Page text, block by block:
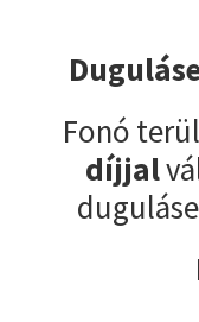
Fonó
díjjal